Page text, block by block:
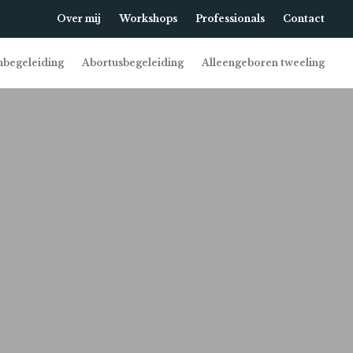
Over mij Workshops Professionals Contact
Abortusbegeleiding Alleengeboren tweeling